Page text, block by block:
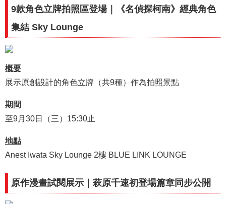
9款角色立牌拍照區登場｜《名偵探柯南》經典角色
集結 Sky Lounge
概要
展示原創設計的角色立牌（共9種）作為拍照景點
期間
至9月30日（三）15:30止
地點
Anest Iwata Sky Lounge 2樓 BLUE LINK LOUNGE
原作漫畫試閱展示｜萩原千速初登場篇章同步公開